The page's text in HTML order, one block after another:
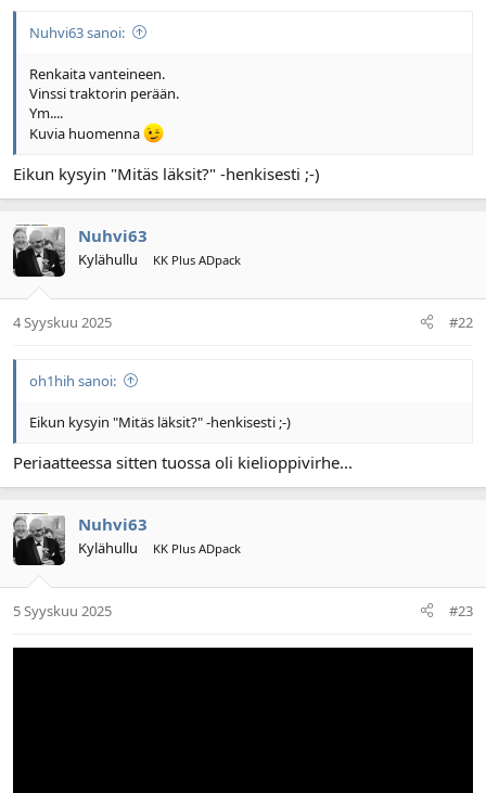
a
t
a
a
m
ä
r
ä
Nuhvi63 sanoi:
Renkaita vanteineen.
Vinssi traktorin perään.
Ym....
Kuvia huomenna
Eikun kysyin "Mitäs läksit?" -henkisesti ;-)
Nuhvi63
Kylähullu KK Plus ADpack
4 Syyskuu 2025 #22
oh1hih sanoi:
Eikun kysyin "Mitäs läksit?" -henkisesti ;-)
Periaatteessa sitten tuossa oli kielioppivirhe...
Nuhvi63
Kylähullu KK Plus ADpack
5 Syyskuu 2025 #23